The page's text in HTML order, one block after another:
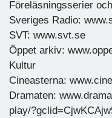
Föreläsningsserier
Sveriges Radio:
SVT: www.svt.se
Öppet arkiv:
Kultur
Cineasterna:
Dramaten:
play/